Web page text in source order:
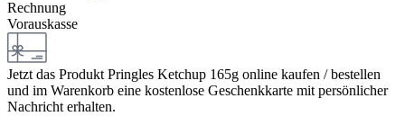
Rechnung
Vorauskasse
Jetzt das Produkt Pringles Ketchup 165g online kaufen / bestellen
und im Warenkorb eine kostenlose Geschenkkarte mit persönlicher
Nachricht erhalten.